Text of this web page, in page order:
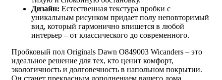
Дизайн: Естественная текстура пробки с
уникальным рисунком придает полу неповторимый
вид, который гармонично впишется в любой
интерьер – от классического до современного.
Пробковый пол Originals Dawn O849003 Wicanders – это
идеальное решение для тех, кто ценит комфорт,
экологичность и долговечность в напольном покрытии.